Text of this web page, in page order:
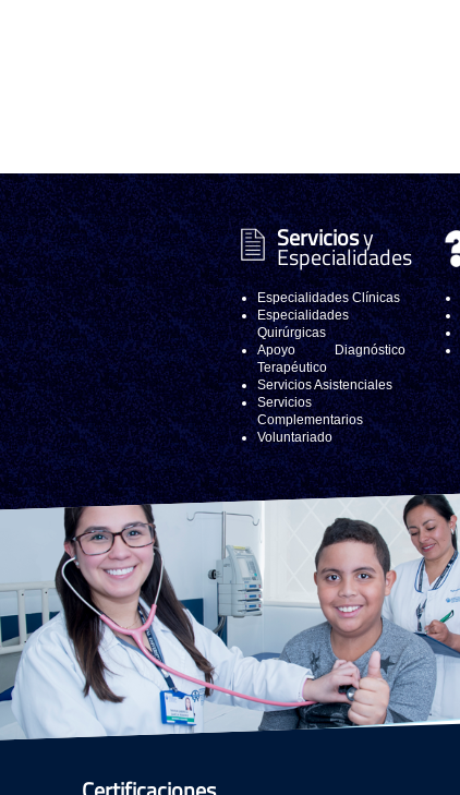
Serviciosy
Especialidades
Especialidades Clínicas
Especialidades
Quirúrgicas
Apoyo Diagnóstico
Terapéutico
Servicios Asistenciales
Servicios
Complementarios
Voluntariado